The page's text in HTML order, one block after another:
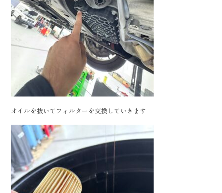
オイルを抜いてフィルターを交換していきます